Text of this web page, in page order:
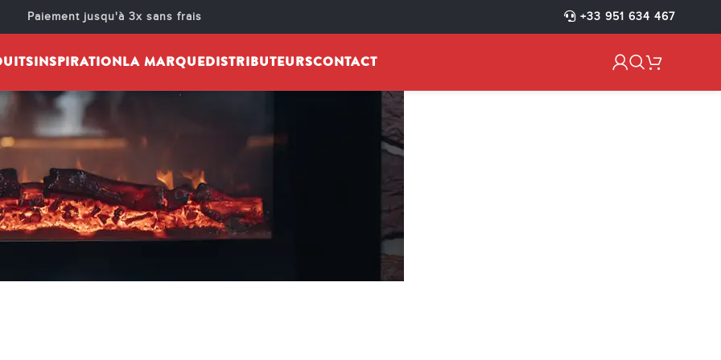
Paiement jusqu'à 3x sans frais +33 951 634 467
INSPIRATIONLA MARQUEDISTRIBUTEURSCONTACT